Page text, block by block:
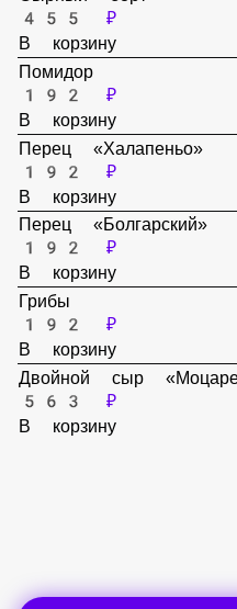
Сырный борт
455 ₽
В корзину
Помидор
192 ₽
В корзину
Перец «Халапеньо»
192 ₽
В корзину
Перец «Болгарский»
192 ₽
В корзину
Грибы
192 ₽
В корзину